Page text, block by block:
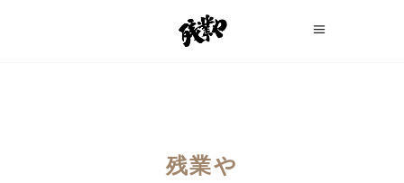
残業や